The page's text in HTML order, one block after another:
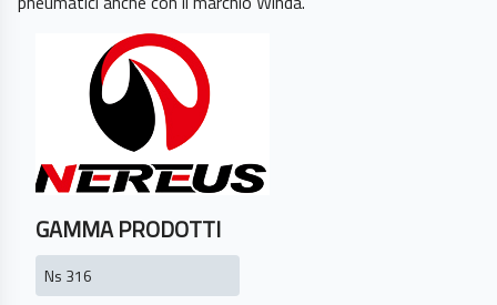
GAMMA PRODOTTI
Ns 316